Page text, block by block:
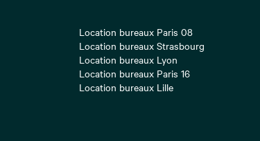
Location bureaux Paris 08
Location bureaux Strasbourg
Location bureaux Lyon
Location bureaux Paris 16
Location bureaux Lille